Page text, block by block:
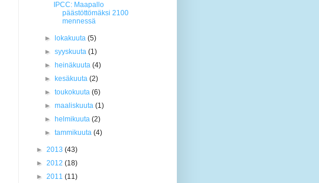
IPCC: Maapallo
päästöttömäksi 2100
mennessä
► lokakuuta(5)
►syyskuuta(1)
►
heinäkuuta(4)
►
kesäkuuta(2)
►toukokuuta(6)
►maaliskuuta(1)
►
helmikuuta(2)
►tammikuuta(4)
► 2013 (43)
► 2012 (18)
► 2011 (11)